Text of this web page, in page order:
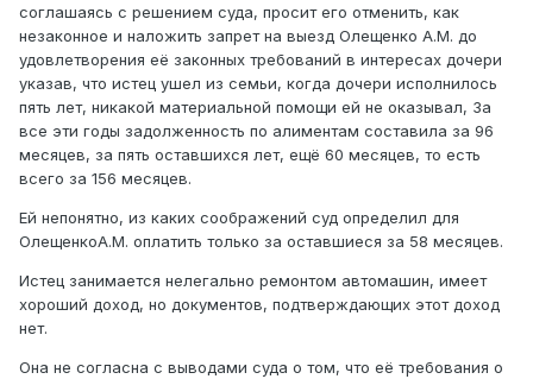
соглашаясь с решением суда, просит его отменить, как
незаконное и наложить запрет на выезд Олещенко А.М. до
удовлетворения её законных требований в интересах дочери
указав, что истец ушел из семьи, когда дочери исполнилось
пять лет, никакой материальной помощи ей не оказывал, За
все эти годы задолженность по алиментам составила за 96
месяцев, за пять оставшихся лет, ещё 60 месяцев, то есть
всего за 156 месяцев.
Ей непонятно, из каких соображений суд определил для
ОлещенкоА.М. оплатить только за оставшиеся за 58 месяцев.
Истец занимается нелегально ремонтом автомашин, имеет
хороший доход, но документов, подтверждающих этот доход
нет.
Она не согласна с выводами суда о том, что её требования о